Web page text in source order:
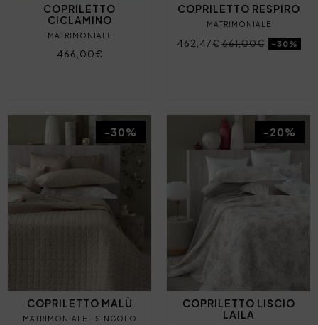
COPRILETTO
CICLAMINO
MATRIMONIALE
466,00€
COPRILETTO RESPIRO
MATRIMONIALE
462,47€661,00€ -30%
COPRILETTO MALÙ
MATRIMONIALE SINGOLO
-30%
COPRILETTO LISCIO
LAILA
-20%